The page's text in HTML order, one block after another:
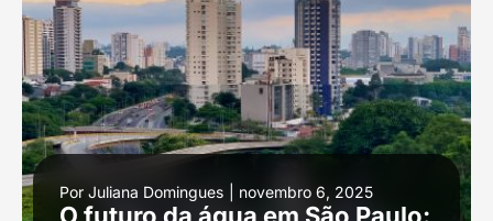
Por Juliana Domingues novembro 6, 2025